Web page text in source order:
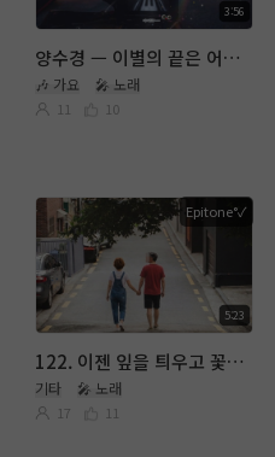
3:56
양수경 ㅡ 이별의 끝은 어디인가요
🎶 가요 🎤 노래
11 10
5:23
Epitone°✓
122. 이젠 잎을 틔우고 꽃필텐데 .( 함께 Ejen°✓ )
기타 🎤 노래
17 11